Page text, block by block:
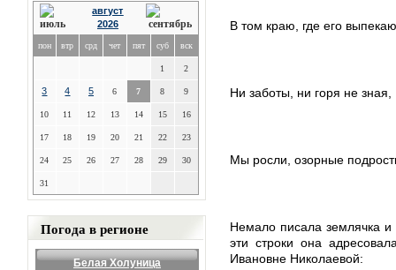
август
2026
пон втр срд чет пят суб вск
1 2
3 4 5 6 7 8 9
10 11 12 13 14 15 16
17 18 19 20 21 22 23
24 25 26 27 28 29 30
31
Погода в регионе
Белая Холуница
В том краю, где его
Ни заботы, ни горя не зная,
Мы росли, озорные
Немало писала землячка
эти строки она
Ивановне Николаевой: